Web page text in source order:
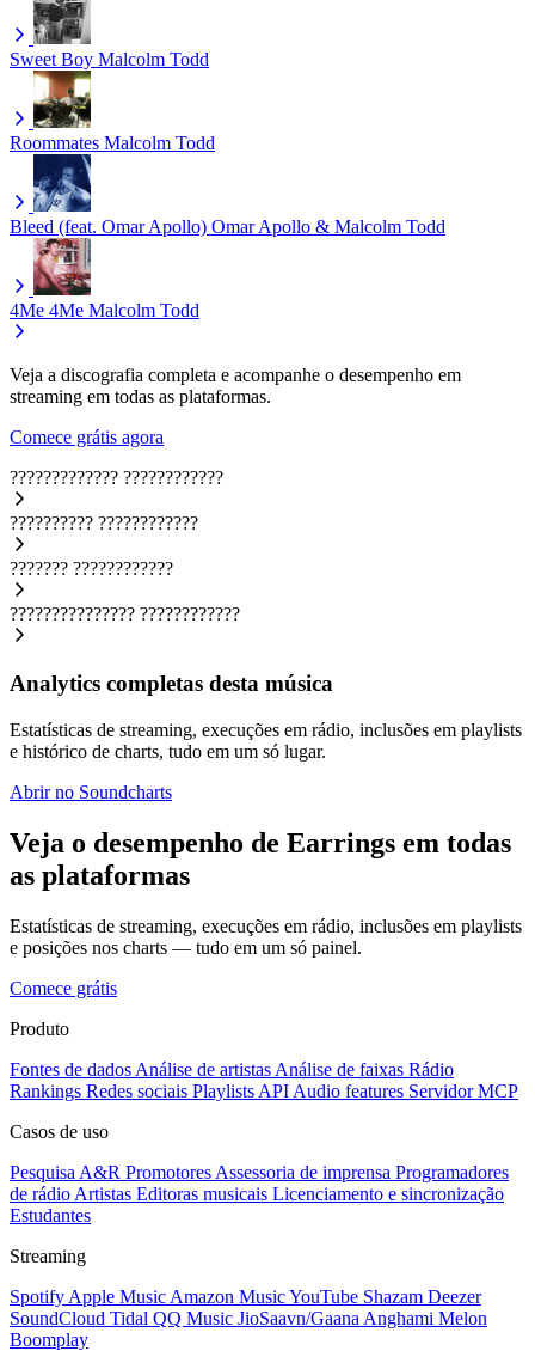
Sweet Boy Malcolm Todd
Roommates Malcolm Todd
Bleed (feat. Omar Apollo) Omar Apollo & Malcolm Todd
4Me 4Me Malcolm Todd
Veja a discografia completa e acompanhe o desempenho em
streaming em todas as plataformas.
Comece grátis agora
????????????? ????????????
?????????? ????????????
??????? ????????????
??????????????? ????????????
Analytics completas desta música
Estatísticas de streaming, execuções em rádio, inclusões em playlists
e histórico de charts, tudo em um só lugar.
Abrir no Soundcharts
Veja o desempenho de Earrings em todas
as plataformas
Estatísticas de streaming, execuções em rádio, inclusões em playlists
e posições nos charts — tudo em um só painel.
Comece grátis
Produto
Fontes de dados Análise de artistas Análise de faixas Rádio
Rankings Redes sociais Playlists API Audio features Servidor MCP
Casos de uso
Pesquisa A&R Promotores Assessoria de imprensa Programadores
de rádio Artistas Editoras musicais Licenciamento e sincronização
Estudantes
Streaming
Spotify Apple Music Amazon MusicYouTube Shazam Deezer
SoundCloud Tidal QQ Music JioSaavn/Gaana Anghami Melon
Boomplay